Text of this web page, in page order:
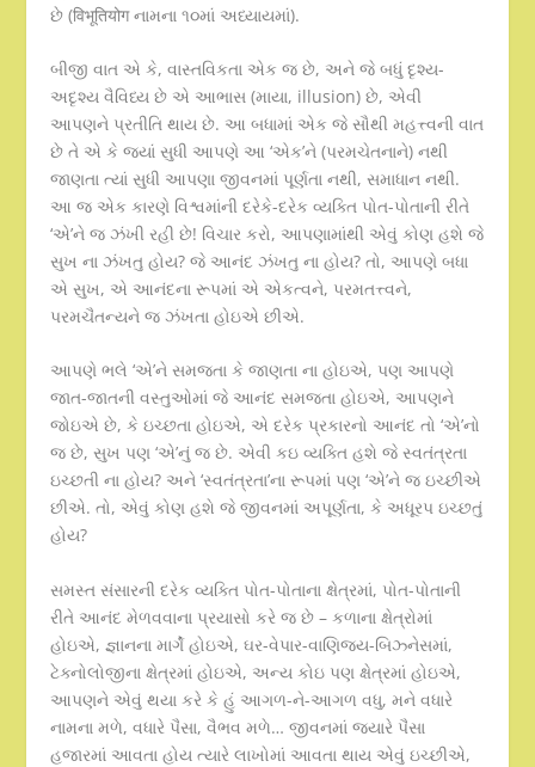
છે (विभूतियोग નામના ૧૦માં અધ્યાયમાં).
બીજી વાત એ કે, વાસ્તવિકતા એક જ છે, અને જે બધું દૃશ્ય-
અદૃશ્ય વૈવિધ્ય છે એ આભાસ (માયા, illusion) છે, એવી
આપણને પ્રતીતિ થાય છે. આ બધામાં એક જે સૌથી મહત્ત્વની વાત
છે તે એ કે જ્યાં સુધી આપણે આ ‘એક’ને (પરમચેતનાને) નથી
જાણતા ત્યાં સુધી આપણા જીવનમાં પૂર્ણતા નથી, સમાધાન નથી.
આ જ એક કારણે વિશ્વમાંની દરેકે-દરેક વ્યક્તિ પોત-પોતાની રીતે
‘એ’ને જ ઝંખી રહી છે! વિચાર કરો, આપણામાંથી એવું કોણ હશે જે
સુખ ના ઝંખતુ હોય? જે આનંદ ઝંખતુ ના હોય? તો, આપણે બધા
એ સુખ, એ આનંદના રૂપમાં એ એકત્વને, પરમતત્ત્વને,
પરમચૈતન્યને જ ઝંખતા હોઇએ છીએ.
આપણે ભલે ‘એ’ને સમજતા કે જાણતા ના હોઇએ, પણ આપણે
જાત-જાતની વસ્તુઓમાં જે આનંદ સમજતા હોઇએ, આપણને
જોઇએ છે, કે ઇચ્છતા હોઇએ, એ દરેક પ્રકારનો આનંદ તો ‘એ’નો
જ છે, સુખ પણ ‘એ’નું જ છે. એવી કઇ વ્યક્તિ હશે જે સ્વતંત્રતા
ઇચ્છતી ના હોય? અને ‘સ્વતંત્રતા’ના રૂપમાં પણ ‘એ’ને જ ઇચ્છીએ
છીએ. તો, એવું કોણ હશે જે જીવનમાં અપૂર્ણતા, કે અધૂરપ ઇચ્છતું
હોય?
સમસ્ત સંસારની દરેક વ્યક્તિ પોત-પોતાના ક્ષેત્રમાં, પોત-પોતાની
રીતે આનંદ મેળવવાના પ્રયાસો કરે જ છે – કળાના ક્ષેત્રોમાં
હોઇએ, જ્ઞાનના માર્ગે હોઇએ, ઘર-વેપાર-વાણિજય-બિઝ્નેસમાં,
ટેક્નોલોજીના ક્ષેત્રમાં હોઇએ, અન્ય કોઇ પણ ક્ષેત્રમાં હોઇએ,
આપણને એવું થયા કરે કે હું આગળ-ને-આગળ વધુ, મને વધારે
નામના મળે, વધારે પૈસા, વૈભવ મળે… જીવનમાં જ્યારે પૈસા
હજારમાં આવતા હોય ત્યારે લાખોમાં આવતા થાય એવું ઇચ્છીએ,